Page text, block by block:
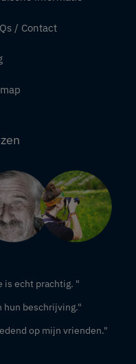
/ Contact
is echt prachtig. "
hun beschrijving."
op mijn vrienden."